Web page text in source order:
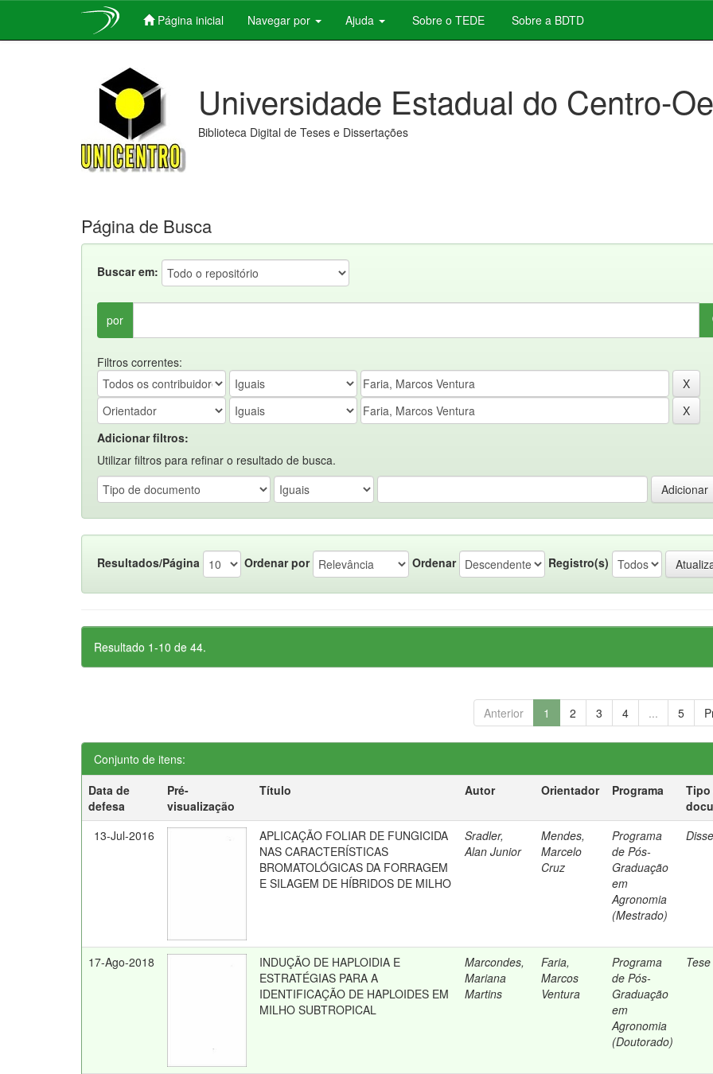
Página inicial Navegar por Ajuda Sobre o TEDE Sobre a BDTD
Universidade Estadual do Centro-
Biblioteca Digital de Teses e Dissertações
Página de Busca
Buscar em:
por
Filtros correntes:
Adicionar filtros:
Utilizar filtros para refinar o resultado de busca.
Resultados/Página Ordenar por Ordenar Registro(s)
Resultado 1-10 de 44.
Anterior 1 2 3 4 ... 5
Conjunto de itens:
Data de
defesa
Pré-
visualização
Título Autor Orientador Programa
Tipo
13-Jul-2016
APLICAÇÃO FOLIAR DE FUNGICIDA
NAS CARACTERÍSTICAS
BROMATOLÓGICAS DA FORRAGEM
E SILAGEM DE HÍBRIDOS DE MILHO
Sradler,
Alan Junior
Mendes,
Marcelo
Cruz
Programa
de Pós-
Graduação
em
Agronomia
(Mestrado)
17-Ago-2018
INDUÇÃO DE HAPLOIDIA E
ESTRATÉGIAS PARA A
IDENTIFICAÇÃO DE HAPLOIDES EM
MILHO SUBTROPICAL
Marcondes,
Mariana
Martins
Faria,
Marcos
Ventura
Programa
de Pós-
Graduação
em
Agronomia
(Doutorado)
Tese